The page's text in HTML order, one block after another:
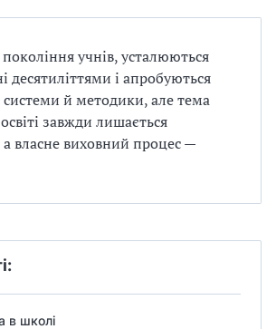
учнів, усталюються
десятиліттями і апробуються
системи й методики, але тема
завжди лишається
власне виховний процес —
в школі